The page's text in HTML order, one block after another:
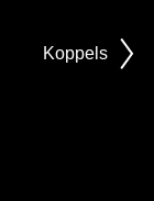
Koppels